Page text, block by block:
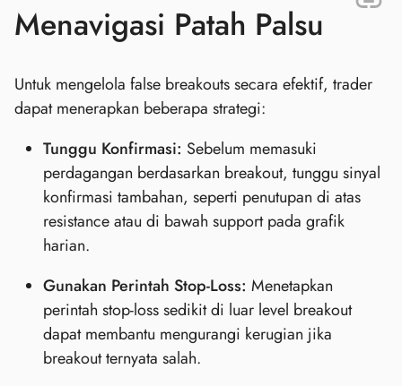
Menavigasi Patah Palsu
Untuk mengelola false breakouts secara efektif, trader
dapat menerapkan beberapa strategi:
Tunggu Konfirmasi: Sebelum memasuki
perdagangan berdasarkan breakout, tunggu sinyal
konfirmasi tambahan, seperti penutupan di atas
resistance atau di bawah support pada grafik
harian.
Gunakan Perintah Stop-Loss: Menetapkan
perintah stop-loss sedikit di luar level breakout
dapat membantu mengurangi kerugian jika
breakout ternyata salah.